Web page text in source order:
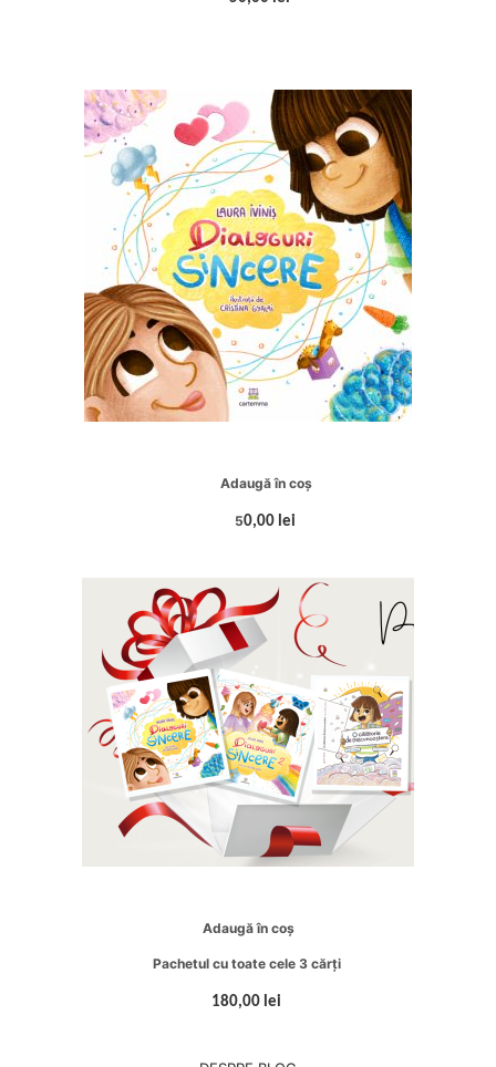
Adaugă în coș
50,00 lei
Adaugă în coș
Pachetul cu toate cele 3 cărți
180,00 lei